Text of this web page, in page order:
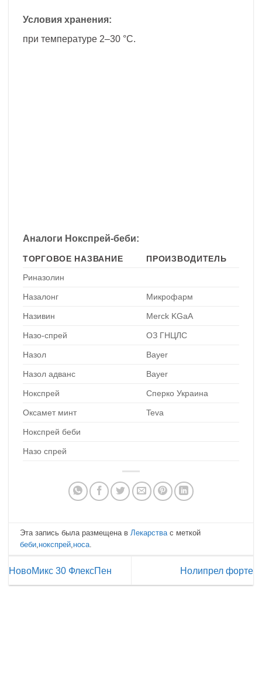
Условия хранения:
при температуре 2–30 °С.
Аналоги Нокспрей-беби:
ТОРГОВОЕ НАЗВАНИЕ
ПРОИЗВОДИТЕЛЬ
Риназолин
Назалонг Микрофарм
Називин Merck KGaA
Назо-спрей ОЗ ГНЦЛС
Назол Bayer
Назол адванс Bayer
Нокспрей Сперко Украина
Оксамет минт Teva
Нокспрей беби
Назо спрей
Эта запись была размещена в Лекарства с меткой
беби нокспрей носа
НовоМикс 30 ФлексПен Нолипрел форте